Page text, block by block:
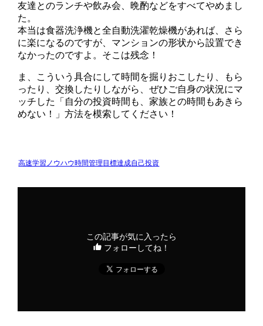
友達とのランチや飲み会、晩酌などをすべてやめまし
た。
本当は食器洗浄機と全自動洗濯乾燥機があれば、さら
に楽になるのですが、マンションの形状から設置でき
なかったのですよ。そこは残念！
ま、こういう具合にして時間を掘りおこしたり、もら
ったり、交換したりしながら、ぜひご自身の状況にマ
ッチした「自分の投資時間も、家族との時間もあきら
めない！」方法を模索してください！
高速学習ノウハウ時間管理 目標達成自己投資
この記事が気に入ったら
フォローしてね！